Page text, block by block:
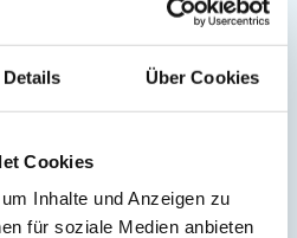
Details Über Cookies
Cookies
Inhalte und Anzeigen zu
für soziale Medien anbieten